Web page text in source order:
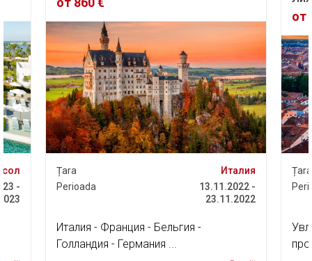
-
Țara
Италия
Perioada
13.11.2022 -
23.11.2022
Италия - Франция - Бельгия -
Голландия - Германия ...
от
Țara